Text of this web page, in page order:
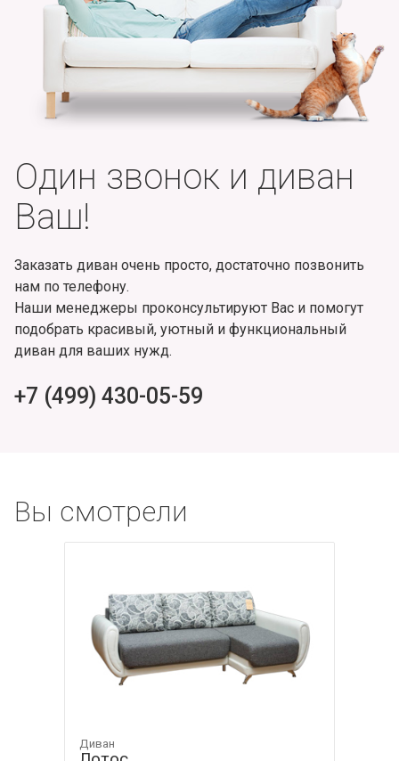
Один звонок и диван
Ваш!
Заказать диван очень просто, достаточно позвонить
нам по телефону.
Наши менеджеры проконсультируют Вас и помогут
подобрать красивый, уютный и функциональный
диван для ваших нужд.
+7 (499) 430-05-59
Вы смотрели
Диван